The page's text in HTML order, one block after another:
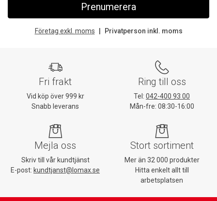
Prenumerera
Företag exkl. moms Privatperson inkl. moms
Fri frakt
Vid köp över 999 kr
Snabb leverans
Ring till oss
Tel: 042-400 93 00
Mån-fre: 08:30-16:00
Mejla oss
Skriv till vår kundtjänst
E-post: kundtjanst@lomax.se
Stort sortiment
Mer än 32 000 produkter
Hitta enkelt allt till
arbetsplatsen